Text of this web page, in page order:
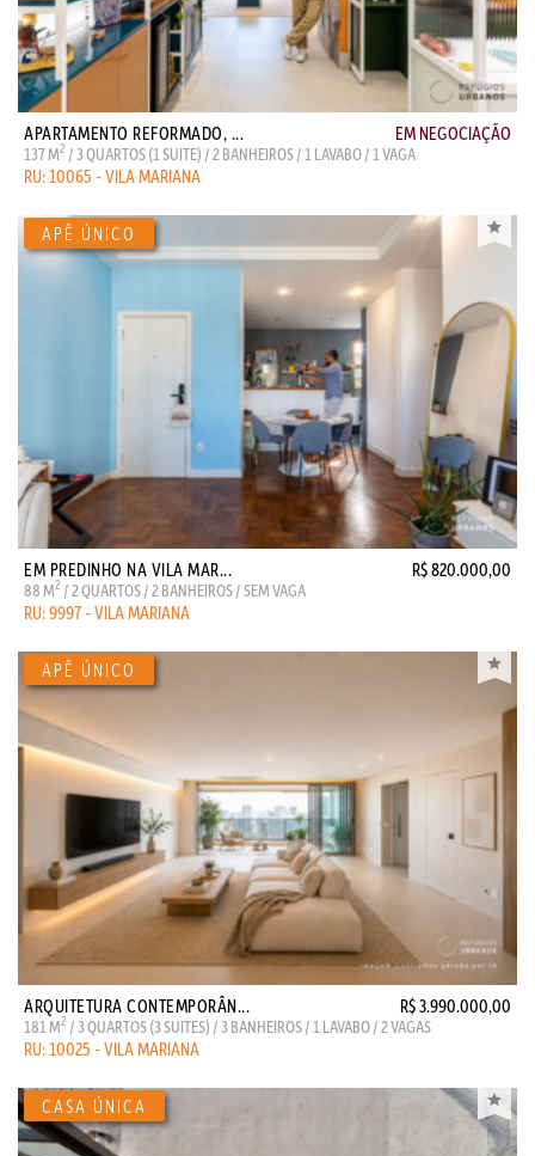
APARTAMENTO REFORMADO, ... EM NEGOCIAÇÃO
137 M2 / 3 QUARTOS (1 SUITE) / 2 BANHEIROS / 1 LAVABO / 1 VAGA
RU: 10065 - VILA MARIANA
EM PREDINHO NA VILA MAR... R$ 820.000,00
88 M2 / 2 QUARTOS / 2 BANHEIROS / SEM VAGA
RU: 9997 - VILA MARIANA
ARQUITETURA CONTEMPORÂN... R$ 3.990.000,00
181 M2 / 3 QUARTOS (3 SUITES) / 3 BANHEIROS / 1 LAVABO / 2 VAGAS
RU: 10025 - VILA MARIANA